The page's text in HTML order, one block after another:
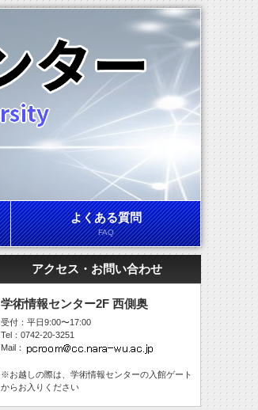
よくある質問
FAQ
アクセス・お問い合わせ
学術情報センター2F 西側奥
受付：平日9:00〜17:00
Tel：0742-20-3251
Mail：
※お越しの際は、学術情報センターの入館ゲート
からお入りください